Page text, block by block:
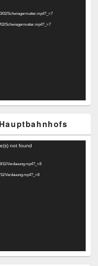
02/Schwiegermutter.mp4?_=7
Schwiegermutter.mp4?_=7
not found
11/Verdauung.mp4?_=8
Verdauung.mp4?_=8